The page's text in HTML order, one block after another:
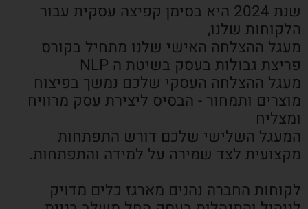
שנת 2024 היא בסימן קפיצה עסקית עבור
הלקוחות שלנו,
מעגל ההצלחה האישי שלנו מתחיל בקורס
פריצת גבולות בעסק בשיטת ה NLP
מעגל ההצלחה העסקי שלכם נמשך בפיצוח
מוצרים ותמחור - הבסיס ליצירת עסק מרוויח
ומצליח
המעגל השלישי שלכם דורש התפתחות
מקצועית לצד שמירה על למידה והתפתחות.
לקוחות החברה נהנים מארגז כלים מדויק